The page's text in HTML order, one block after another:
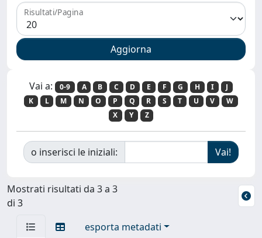
Risultati/Pagina
Vai a: 0-9 A B C D E F G H I
J
K
L M N O P Q R S T U V
W
X
Y Z
o inserisci le iniziali:
Mostrati risultati da 3 a 3
di 3
esporta metadati